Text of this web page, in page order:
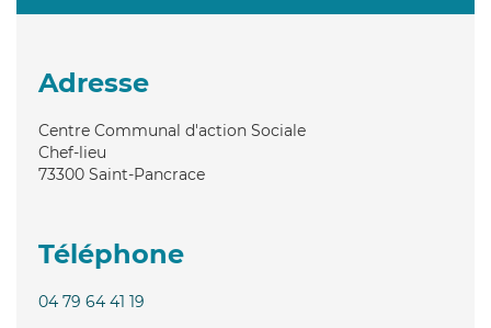
Adresse
Centre Communal d'action Sociale
Chef-lieu
73300 Saint-Pancrace
Téléphone
04 79 64 41 19